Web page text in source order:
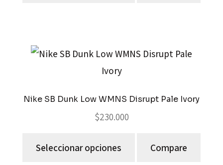
Nike SB Dunk Low WMNS Disrupt Pale Ivory
$230.000
Seleccionar opciones Compare